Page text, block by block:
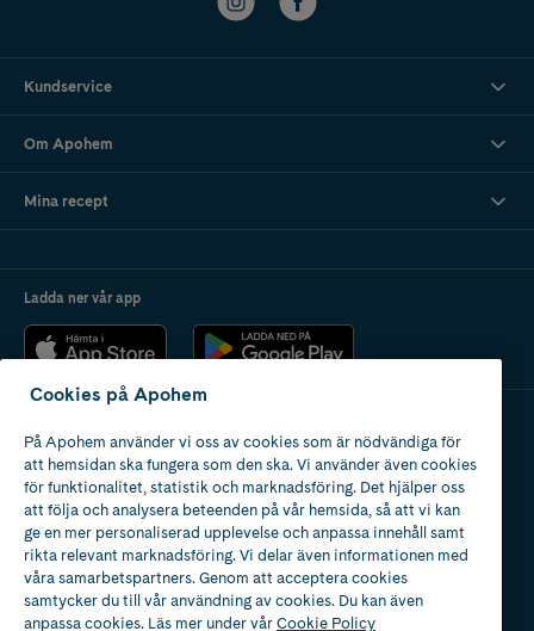
Kundservice
Om Apohem
Mina recept
Ladda ner vår app
Apotek med tillstånd
av Läkemedelsverket
Cookies på Apohem
På Apohem använder vi oss av cookies som är nödvändiga för
att hemsidan ska fungera som den ska. Vi använder även cookies
för funktionalitet, statistik och marknadsföring. Det hjälper oss
att följa och analysera beteenden på vår hemsida, så att vi kan
ge en mer personaliserad upplevelse och anpassa innehåll samt
rikta relevant marknadsföring. Vi delar även informationen med
våra samarbetspartners. Genom att acceptera cookies
samtycker du till vår användning av cookies. Du kan även
anpassa cookies. Läs mer under vårCookie Policy